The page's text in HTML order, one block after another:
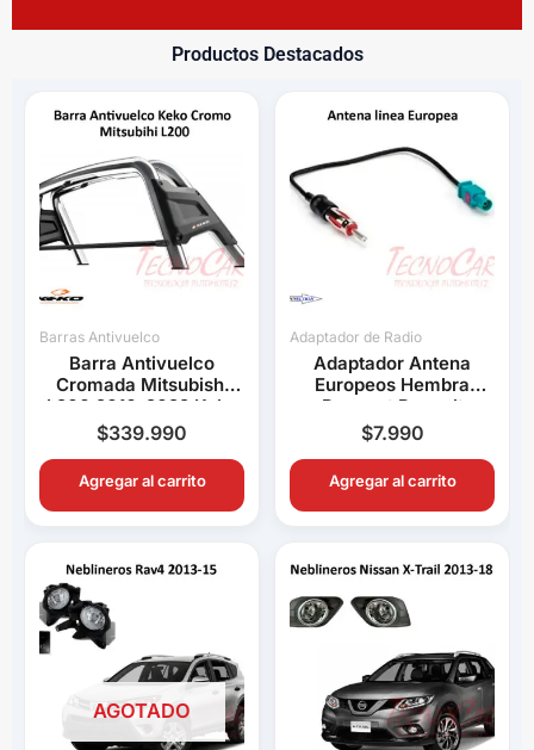
Productos Destacados
Barras Antivuelco
Barra Antivuelco
Cromada Mitsubishi
L200 2016-2022 Keko
K1 Decorativa Pick Up
$339.990
Agregar al carrito
Adaptador de Radio
Adaptador Antena
Europeos Hembra
Peugeot Renault
Volkswagen BMW Audi
Connection
$7.990
Agregar al carrito
AGOTADO